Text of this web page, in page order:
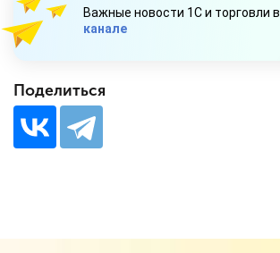
Важные новости 1С и торговли в
канале
Поделиться